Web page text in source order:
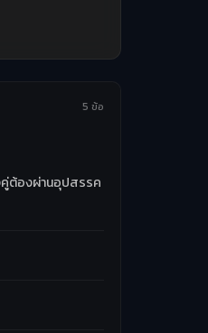
5 ข้อ
คู่ต้องผ่านอุปสรรค